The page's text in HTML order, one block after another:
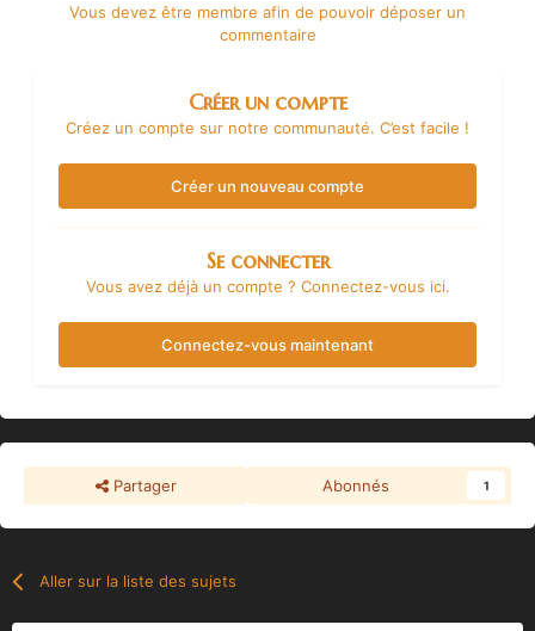
Vous devez être membre afin de pouvoir déposer un
commentaire
Créer un compte
Créez un compte sur notre communauté. C’est facile !
Créer un nouveau compte
Se connecter
Vous avez déjà un compte ? Connectez-vous ici.
Connectez-vous maintenant
Partager Abonnés 1
Aller sur la liste des sujets